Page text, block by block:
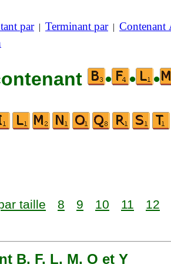
par| Terminant par| Contenant
• • •
taille 8 9 10 11 12
B, F, L, M, O et Y